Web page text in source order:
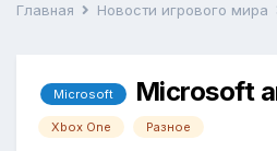
Главная Новости игрового мира
Microsoft Microsoft
Xbox One Разное